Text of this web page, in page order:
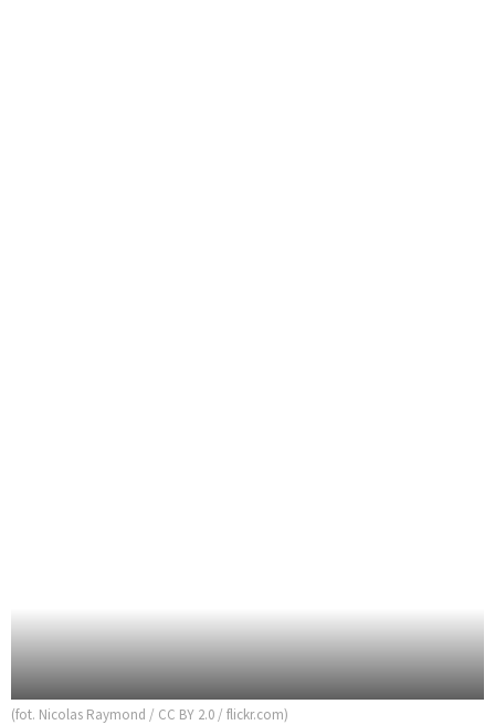
(fot. Nicolas Raymond / CC BY 2.0 / flickr.com)